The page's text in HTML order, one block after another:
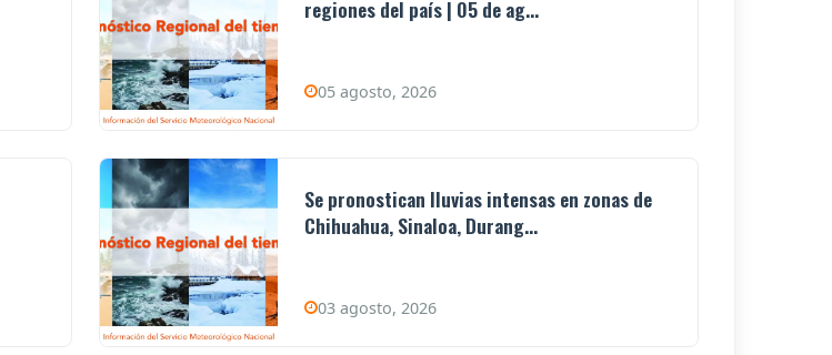
regiones del país | 05 de ag...
05 agosto, 2026
Se pronostican lluvias intensas en zonas de
Chihuahua, Sinaloa, Durang...
03 agosto, 2026